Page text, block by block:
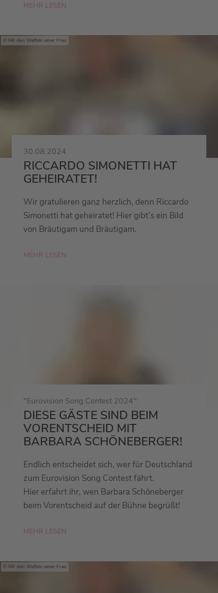
MEHR LESEN
Mit den Waffeln einer Frau
30.08.2024
RICCARDO SIMONETTI HAT
GEHEIRATET!
Wir gratulieren ganz herzlich, denn Riccardo
Simonetti hat geheiratet! Hier gibt’s ein Bild
von Bräutigam und Bräutigam.
MEHR LESEN
"Eurovision Song Contest 2024":
DIESE GÄSTE SIND BEIM
VORENTSCHEID MIT
BARBARA SCHÖNEBERGER!
Endlich entscheidet sich, wer für Deutschland
zum Eurovision Song Contest fährt.
Hier erfahrt ihr, wen Barbara Schöneberger
beim Vorentscheid auf der Bühne begrüßt!
MEHR LESEN
Mit den Waffeln einer Frau